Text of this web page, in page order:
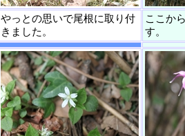
やっとの思いで尾根に取り付
きました。
ここか
す。